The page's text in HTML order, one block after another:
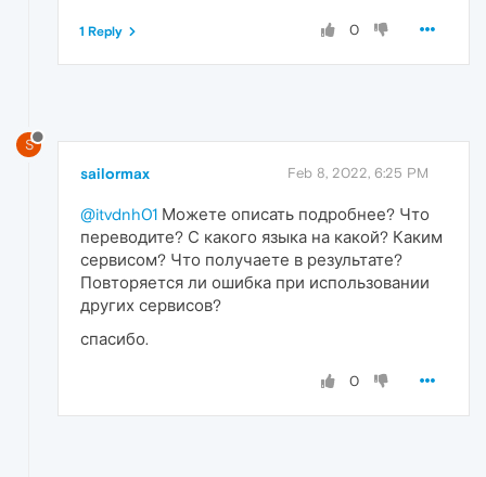
0
1 Reply
S
sailormax Feb 8, 2022, 6:25 PM
@itvdnh01 Можете описать подробнее? Что
переводите? С какого языка на какой? Каким
сервисом? Что получаете в результате?
Повторяется ли ошибка при использовании
других сервисов?
спасибо.
0